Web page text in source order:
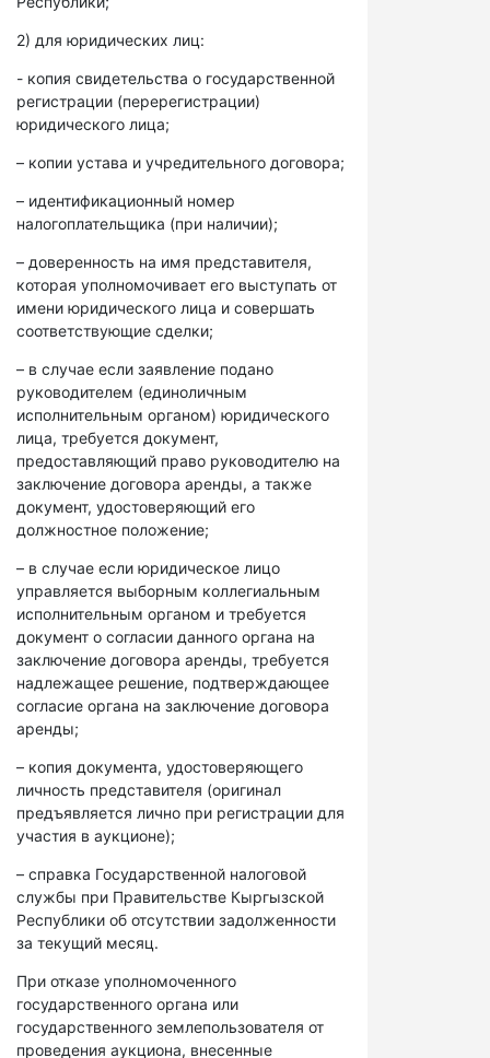
2) для юридических лиц:
- копия свидетельства о государственной
регистрации (перерегистрации)
юридического лица;
– копии устава и учредительного договора;
– идентификационный номер
налогоплательщика (при наличии);
– доверенность на имя представителя,
которая уполномочивает его выступать от
имени юридического лица и совершать
соответствующие сделки;
– в случае если заявление подано
руководителем (единоличным
исполнительным органом) юридического
лица, требуется документ,
предоставляющий право руководителю на
заключение договора аренды, а также
документ, удостоверяющий его
должностное положение;
– в случае если юридическое лицо
управляется выборным коллегиальным
исполнительным органом и требуется
документ о согласии данного органа на
заключение договора аренды, требуется
надлежащее решение, подтверждающее
согласие органа на заключение договора
аренды;
– копия документа, удостоверяющего
личность представителя (оригинал
предъявляется лично при регистрации для
участия в аукционе);
– справка Государственной налоговой
службы при Правительстве Кыргызской
Республики об отсутствии задолженности
за текущий месяц.
При отказе уполномоченного
государственного органа или
государственного землепользователя от
проведения аукциона, внесенные